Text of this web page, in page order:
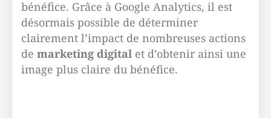
bénéfice. Grâce à Google Analytics, il est
désormais possible de déterminer
clairement l’impact de nombreuses actions
de marketing digital et d’obtenir ainsi une
image plus claire du bénéfice.